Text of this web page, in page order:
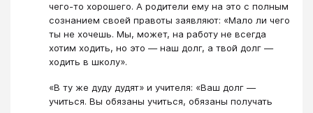
чего-то хорошего. А родители ему на это с полным
сознанием своей правоты заявляют: «Мало ли чего
ты не хочешь. Мы, может, на работу не всегда
хотим ходить, но это ― наш долг, а твой долг ―
ходить в школу».
«В ту же дуду дудят» и учителя: «Ваш долг ―
учиться. Вы обязаны учиться, обязаны получать